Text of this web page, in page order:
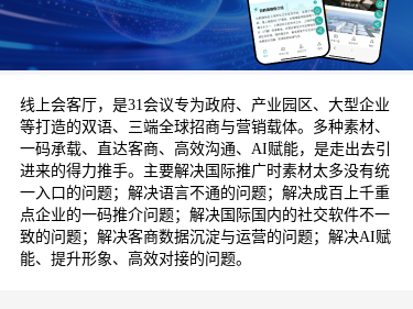
线上会客厅，是31会议专为政府、产业园区、大型企业
等打造的双语、三端全球招商与营销载体。多种素材、
一码承载、直达客商、高效沟通、AI赋能，是走出去引
进来的得力推手。主要解决国际推广时素材太多没有统
一入口的问题；解决语言不通的问题；解决成百上千重
点企业的一码推介问题；解决国际国内的社交软件不一
致的问题；解决客商数据沉淀与运营的问题；解决AI赋
能、提升形象、高效对接的问题。